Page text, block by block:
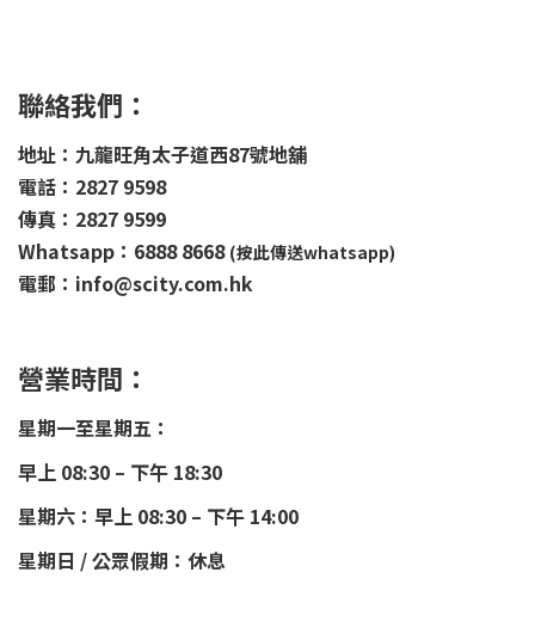
聯絡我們：
地址：九龍旺角太子道西87號地舖
電話：2827 9598
傳真：2827 9599
Whatsapp：6888 8668 (按此傳送whatsapp)
電郵：info@scity.com.hk
營業時間：
星期一至星期五：
早上 08:30 – 下午 18:30
星期六：早上 08:30 – 下午 14:00
星期日 / 公眾假期：休息